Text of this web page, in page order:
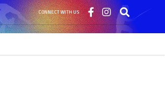
CONNECT WITH US